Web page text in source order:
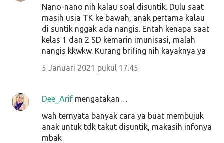
Nano-nano nih kalau soal disuntik. Dulu saat
masih usia TK ke bawah, anak pertama kalau
di suntik nggak ada nangis. Entah kenapa saat
kelas 1 dan 2 SD kemarin imunisasi, malah
nangis kkwkw. Kurang brifing nih kayaknya ya
5 Januari 2021 pukul 17.45
Dee_Arif mengatakan…
wah ternyata banyak cara ya buat membujuk
anak untuk tdk takut disuntik, makasih infonya
mbak